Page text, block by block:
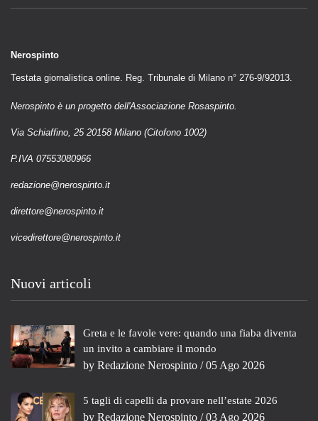
Nerospinto
Testata giornalistica online. Reg. Tribunale di Milano n° 276-9/92013.
Nerospinto è un progetto dell'Associazione Rosaspinto.
Via Schiaffino, 25 20158 Milano (Citofono 1002)
P.IVA 07553080966
redazione@nerospinto.it
direttore@nerospinto.it
vicedirettore@nerospinto.it
Nuovi articoli
Greta e le favole vere: quando una fiaba diventa
un invito a cambiare il mondo
by Redazione Nerospinto / 05 Ago 2026
5 tagli di capelli da provare nell’estate 2026
by Redazione Nerospinto / 03 Ago 2026